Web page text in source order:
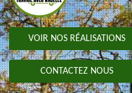
VOIR NOS RÉALISATIONS
CONTACTEZ NOUS